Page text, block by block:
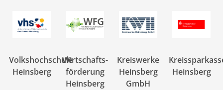
Volkshochschule
Heinsberg
Wirtschafts-
förderung
Heinsberg
Kreiswerke
Heinsberg
GmbH
Heinsberg